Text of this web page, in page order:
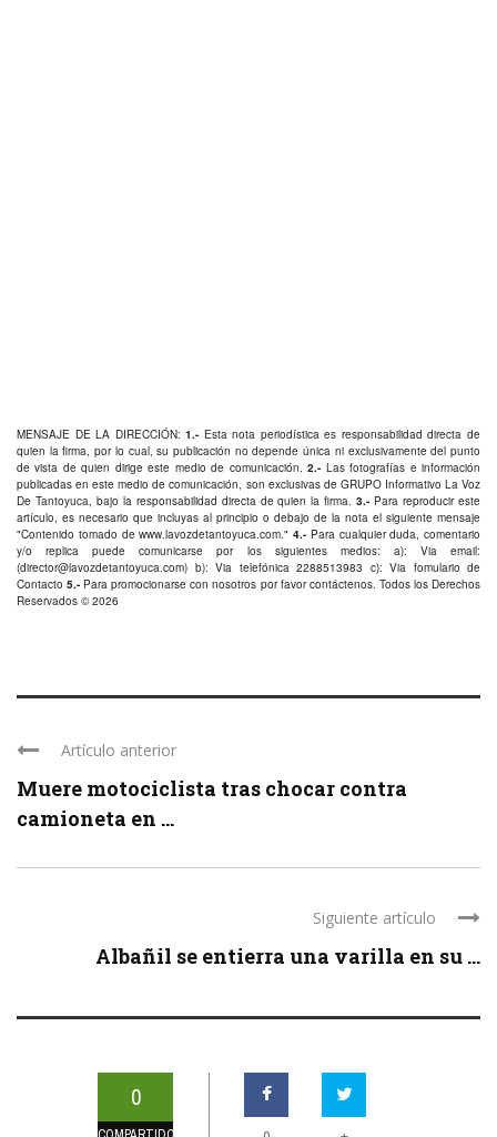
MENSAJE DE LA DIRECCIÓN:1.- Esta nota periodística es responsabilidad directa de
quien la firma, por lo cual, su publicación no depende única ni exclusivamente del punto
de vista de quien dirige este medio de comunicación.2.- Las fotografías e información
publicadas en este medio de comunicación, son exclusivas de GRUPO Informativo La Voz
De Tantoyuca, bajo la responsabilidad directa de quien la firma.3.- Para reproducir este
artículo, es necesario que incluyas al principio o debajo de la nota el siguiente mensaje
"Contenido tomado dewww.lavozdetantoyuca.com." 4.- Para cualquier duda, comentario
y/o replica puede comunicarse por los siguientes medios: a): Via email:
(director@lavozdetantoyuca.com) b): Via telefónica 2288513983 c): Via fomulario de
Contacto 5.- Para promocionarse con nosotros por favorcontáctenos. Todos los Derechos
Reservados © 2026
Artículo anterior
Muere motociclista tras chocar contra
camioneta en ...
Siguiente artículo
Albañil se entierra una varilla en su ...
0